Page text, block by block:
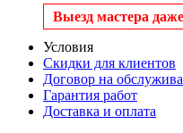
Выезд мастера
Условия
Скидки для клиентов
Договор на
Гарантия работ
Доставка и оплата